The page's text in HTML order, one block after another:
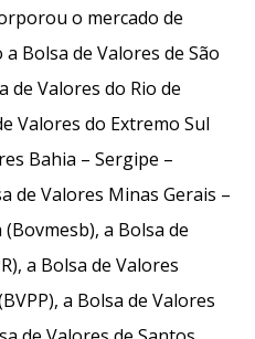
o mercado de
Bolsa de Valores de São
de Valores do Rio de
Valores do Extremo Sul
Bahia – Sergipe –
de Valores Minas Gerais –
a Bolsa de
a Bolsa de Valores
a Bolsa de Valores